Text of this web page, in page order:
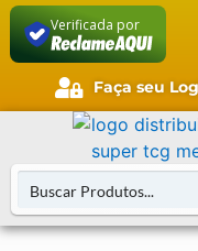
Verificada por
Faça seu